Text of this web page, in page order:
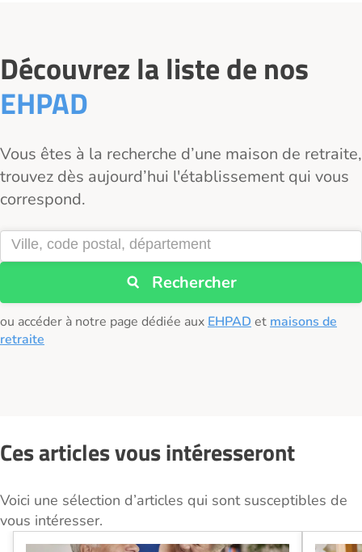
Découvrez la liste de nos
EHPAD
Vous êtes à la recherche d’une maison de retraite,
trouvez dès aujourd’hui l'établissement qui vous
correspond.
Rechercher
ou accéder à notre page dédiée aux EHPAD et maisons de
retraite
Ces articles vous intéresseront
Voici une sélection d’articles qui sont susceptibles de
vous intéresser.